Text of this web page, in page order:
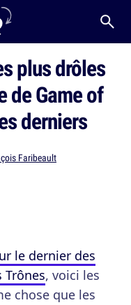
plus drôles
de Game of
derniers
Faribeault
le dernier des
Trônes, voici les
chose que les